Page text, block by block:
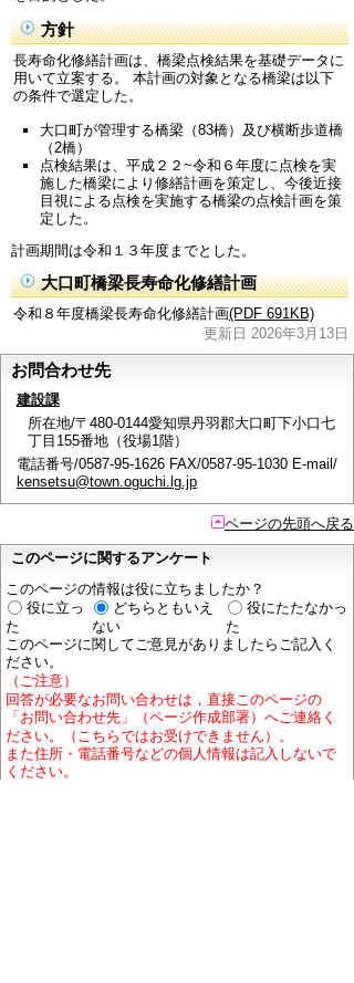
方針
長寿命化修繕計画は、橋梁点検結果を基礎データに
用いて立案する。 本計画の対象となる橋梁は以下
の条件で選定した。
大口町が管理する橋梁（83橋）及び横断歩道橋
（2橋）
点検結果は、平成２２~令和６年度に点検を実
施した橋梁により修繕計画を策定し、今後近接
目視による点検を実施する橋梁の点検計画を策
定した。
計画期間は令和１３年度までとした。
大口町橋梁長寿命化修繕計画
令和８年度橋梁長寿命化修繕計画(PDF 691KB)
更新日 2026年3月13日
お問合わせ先
建設課
所在地/〒480-0144愛知県丹羽郡大口町下小口七
丁目155番地（役場1階）
電話番号/0587-95-1626 FAX/0587-95-1030 E-mail/
kensetsu@town.oguchi.lg.jp
ページの先頭へ戻る
このページに関するアンケート
このページの情報は役に立ちましたか？
役に立っ
た
どちらともいえ
ない
役にたたなかっ
た
このページに関してご意見がありましたらご記入く
ださい。
（ご注意）
回答が必要なお問い合わせは，直接このページの
「お問い合わせ先」（ページ作成部署）へご連絡く
ださい。（こちらではお受けできません）。
また住所・電話番号などの個人情報は記入しないで
ください。